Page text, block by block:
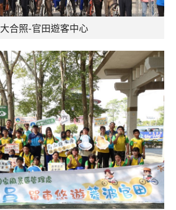
大合照-官田遊客中心